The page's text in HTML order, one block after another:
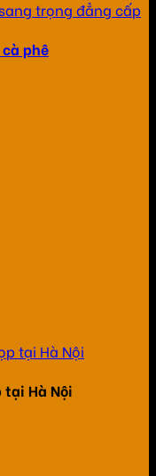
phê
Hà Nội